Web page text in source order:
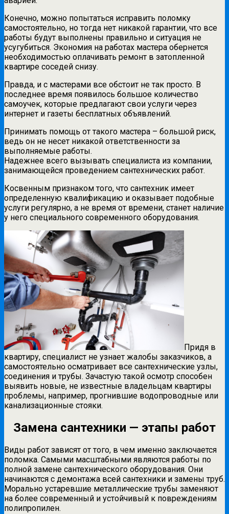
Конечно, можно попытаться исправить поломку
самостоятельно, но тогда нет никакой гарантии, что все
работы будут выполнены правильно и ситуация не
усугубиться. Экономия на работах мастера обернется
необходимостью оплачивать ремонт в затопленной
квартире соседей снизу.
Правда, и с мастерами все обстоит не так просто. В
последнее время появилось большое количество
самоучек, которые предлагают свои услуги через
интернет и газеты бесплатных объявлений.
Принимать помощь от такого мастера – большой риск,
ведь он не несет никакой ответственности за
выполняемые работы.
Надежнее всего вызывать специалиста из компании,
занимающейся проведением сантехнических работ.
Косвенным признаком того, что сантехник имеет
определенную квалификацию и оказывает подобные
услуги регулярно, а не время от времени, станет наличие
у него специального современного оборудования.
Придя в
квартиру, специалист не узнает жалобы заказчиков, а
самостоятельно осматривает все сантехнические узлы,
соединения и трубы. Зачастую такой осмотр способен
выявить новые, не известные владельцам квартиры
проблемы, например, прогнившие водопроводные или
канализационные стояки.
Замена сантехники — этапы работ
Виды работ зависят от того, в чем именно заключается
поломка. Самыми масштабными являются работы по
полной замене сантехнического оборудования. Они
начинаются с демонтажа всей сантехники и замены труб.
Морально устаревшие металлические трубы заменяют
на более современный и устойчивый к повреждениям
полипропилен.